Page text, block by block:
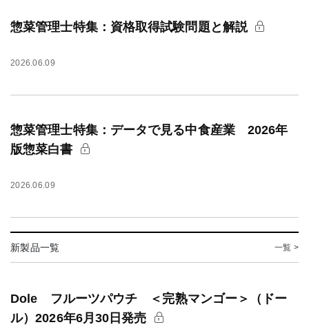
惣菜管理士特集：資格取得試験問題と解説
2026.06.09
惣菜管理士特集：データで見る中食産業 2026年
版惣菜白書
2026.06.09
新製品一覧 一覧 >
Dole フルーツパウチ ＜完熟マンゴー＞（ドー
ル）2026年6月30日発売